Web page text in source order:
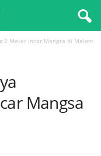
2 Meter Incar Mangsa di Malam
Mangsa